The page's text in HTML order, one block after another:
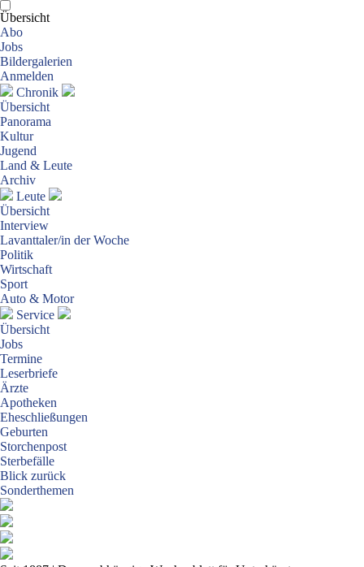
Übersicht
Abo
Jobs
Bildergalerien
Anmelden
Chronik
Übersicht
Panorama
Kultur
Jugend
Land & Leute
Archiv
Leute
Übersicht
Interview
Lavanttaler/in der Woche
Politik
Wirtschaft
Sport
Auto & Motor
Service
Übersicht
Jobs
Termine
Leserbriefe
Ärzte
Apotheken
Eheschließungen
Geburten
Storchenpost
Sterbefälle
Blick zurück
Sonderthemen